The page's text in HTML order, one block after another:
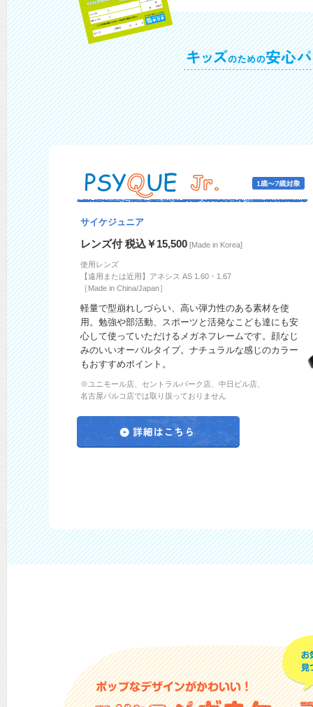
サイケジュニア
レンズ付 税込￥15,500 [Made in Korea]
使用レンズ
【遠用または近用】アネシス AS 1.60・1.67
［Made in China/Japan］
軽量で型崩れしづらい、高い弾力性のある素材を使
用。勉強や部活動、スポーツと活発なこども達にも安
心して使っていただけるメガネフレームです。顔なじ
みのいいオーバルタイプ。ナチュラルな感じのカラー
もおすすめポイント。
※ユニモール店、セントラルパーク店、中日ビル店、
名古屋パルコ店では取り扱っておりません